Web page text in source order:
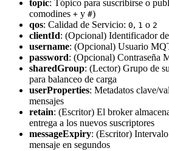
topic: Tópico para suscribirse o
comodines + y #)
qos: Calidad de Servicio: 0, 1 o 2
clientId: (Opcional) Identificador
username: (Opcional) Usuario
password: (Opcional) Contraseña
sharedGroup: (Lector) Grupo de
para balanceo de carga
userProperties: Metadatos clave/
mensajes
retain: (Escritor) El broker
entrega a los nuevos suscriptores
messageExpiry: (Escritor)
mensaje en segundos